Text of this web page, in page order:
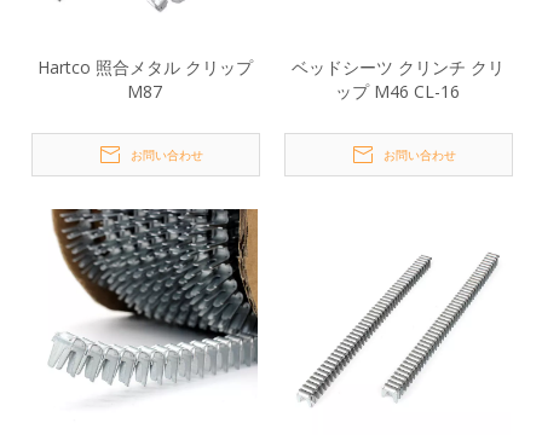
Hartco 照合メタル クリップ
M87
お問い合わせ
ベッドシーツ クリンチ クリ
ップ M46 CL-16
お問い合わせ